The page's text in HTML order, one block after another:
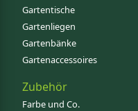
Gartentische
Gartenliegen
Gartenbänke
Gartenaccessoires
Zubehör
Farbe und Co.